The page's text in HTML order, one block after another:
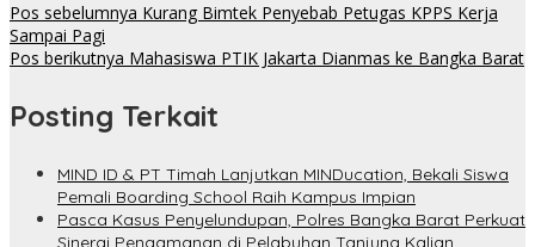
Pos sebelumnya Kurang Bimtek Penyebab Petugas KPPS Kerja
Sampai Pagi
Pos berikutnya Mahasiswa PTIK Jakarta Dianmas ke Bangka Barat
Posting Terkait
MIND ID & PT Timah Lanjutkan MINDucation, Bekali Siswa
Pemali Boarding School Raih Kampus Impian
Pasca Kasus Penyelundupan, Polres Bangka Barat Perkuat
Sinergi Pengamanan di Pelabuhan Tanjung Kalian